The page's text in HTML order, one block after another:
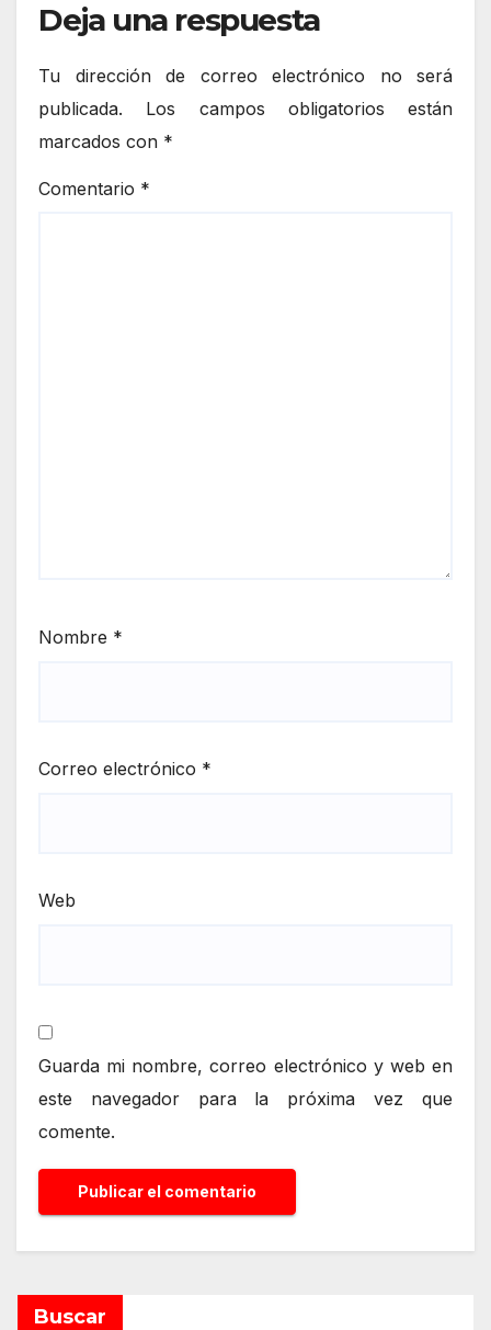
Deja una respuesta
Tu dirección de correo electrónico no será
publicada.
Los campos obligatorios están
marcados con *
Comentario *
Nombre *
Correo electrónico *
Web
Guarda mi nombre, correo electrónico y web en
este navegador para la próxima vez que
comente.
Buscar